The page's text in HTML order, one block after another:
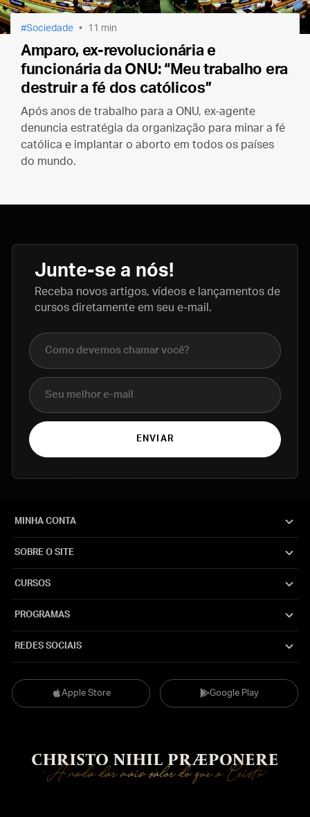
Sociedade 11 min
Amparo, ex-revolucionária e
funcionária da ONU: “Meu trabalho era
destruir a fé dos católicos”
Após anos de trabalho para a ONU, ex-agente
denuncia estratégia da organização para minar a fé
católica e implantar o aborto em todos os países
do mundo.
Junte-se a nós!
Receba novos artigos, vídeos e lançamentos de
cursos diretamente em seu e-mail.
Nome completo
E-mail
ENVIAR
Apple Store Google Play
MINHA CONTA
SOBRE O SITE
CURSOS
PROGRAMAS
REDES SOCIAIS